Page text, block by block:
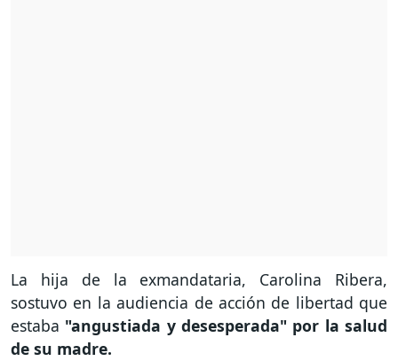
La hija de la exmandataria, Carolina Ribera,
sostuvo en la audiencia de acción de libertad que
estaba "angustiada y desesperada" por la salud
de su madre.